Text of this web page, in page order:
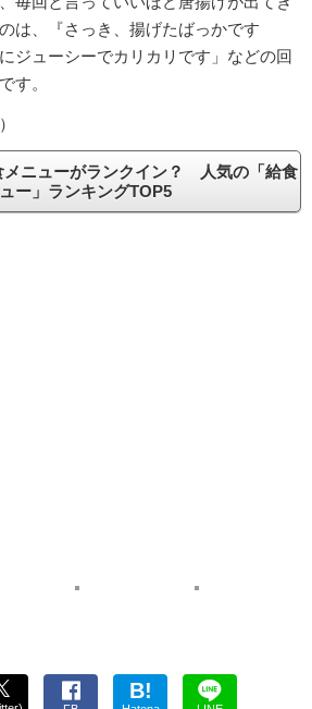
は、『さっき、揚げたばっかです
ジューシーでカリカリです」などの回
す。
メニューがランクイン？ 人気の「給食
ー」ランキングTOP5
B!